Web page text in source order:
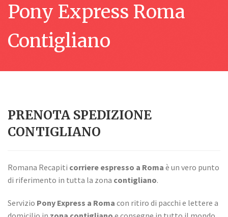
Pony Express Roma
Contigliano
PRENOTA SPEDIZIONE
CONTIGLIANO
Romana Recapiti corriere espresso a Roma è un vero punto
di riferimento in tutta la zona contigliano.
Servizio Pony Express a Roma con ritiro di pacchi e lettere a